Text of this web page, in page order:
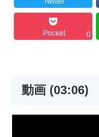
Pocket 0
動画 (03:06)